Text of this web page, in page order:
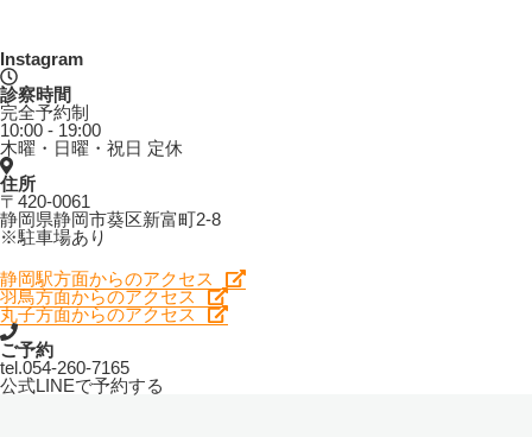
Instagram
診察時間
完全予約制
10:00 - 19:00
木曜・日曜・祝日 定休
住所
〒420-0061
静岡県静岡市葵区新富町2-8
※駐車場あり
静岡駅方面からのアクセス
羽鳥方面からのアクセス
丸子方面からのアクセス
ご予約
tel.054-260-7165
公式LINEで予約する